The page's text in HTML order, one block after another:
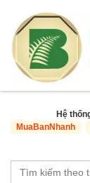
Hệ
MuaBanNhanh